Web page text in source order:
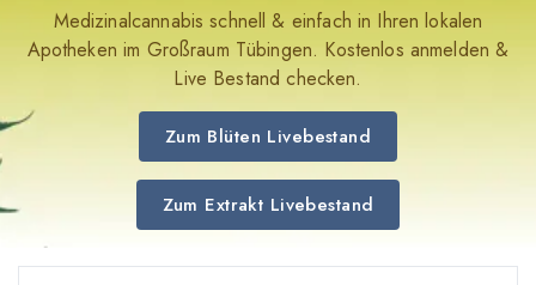
Medizinalcannabis schnell & einfach in Ihren lokalen
Apotheken im Großraum Tübingen. Kostenlos anmelden &
Live Bestand checken.
Zum Blüten Livebestand
Zum Extrakt Livebestand